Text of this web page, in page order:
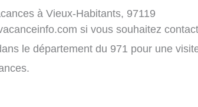
à Vieux-Habitants, 97119
si vous souhaitez
le département du 971 pour une